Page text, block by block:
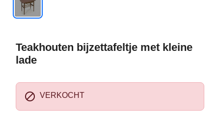
Teakhouten bijzettafeltje met kleine
lade
 VERKOCHT